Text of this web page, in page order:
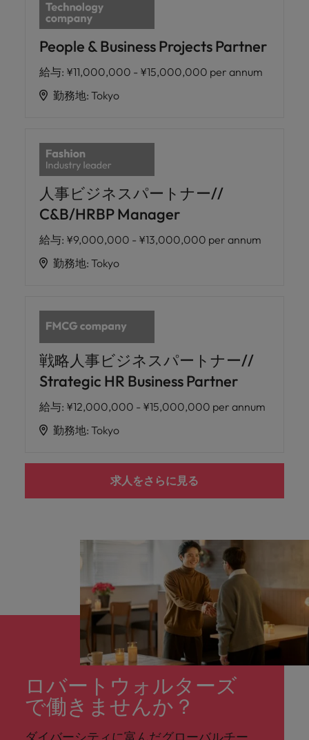
People & Business Projects Partner
給与: ¥11,000,000 - ¥15,000,000 per annum
勤務地: Tokyo
人事ビジネスパートナー//
C&B/HRBP Manager
給与: ¥9,000,000 - ¥13,000,000 per annum
勤務地: Tokyo
戦略人事ビジネスパートナー//
Strategic HR Business Partner
給与: ¥12,000,000 - ¥15,000,000 per annum
勤務地: Tokyo
求人をさらに見る
ロバートウォルターズ
で働きませんか？